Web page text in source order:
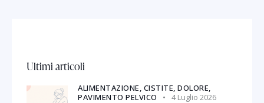
Ultimi articoli
ALIMENTAZIONE, CISTITE, DOLORE,
PAVIMENTO PELVICO
4 Luglio 2026